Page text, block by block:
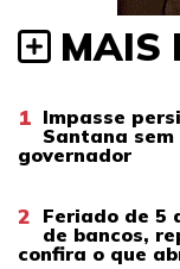
MAIS
1 Impasse
Santana
governador
2 Feriado de 5
de bancos,
confira o que